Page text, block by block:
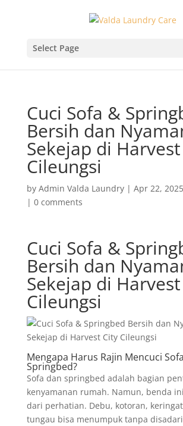
Select Page
Cuci Sofa &
Bersih dan
Sekejap di
Cileungsi
by Admin Valda Laundry| Apr 22, 2025
| 0 comments
Cuci Sofa &
Bersih dan
Sekejap di
Cileungsi
Mengapa Harus Rajin Mencuci
Springbed?
Sofa dan springbed adalah bagian
kenyamanan rumah. Namun, benda
dari perhatian. Debu, kotoran,
tungau bisa menumpuk tanpa